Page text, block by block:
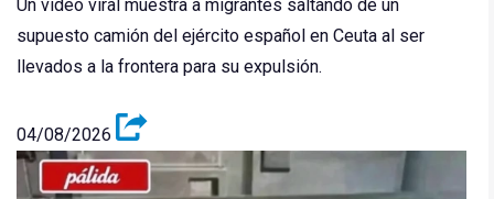
Un video viral muestra a migrantes saltando de un
supuesto camión del ejército español en Ceuta al ser
llevados a la frontera para su expulsión.
04/08/2026